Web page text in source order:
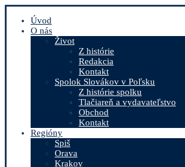
Úvod
O nás
Život
Z histórie
Redakcia
Kontakt
Spolok Slovákov v Poľsku
Z histórie spolku
Tlačiareň a vydavateľstvo
Obchod
Kontakt
Regióny
Spiš
Orava
Krakov